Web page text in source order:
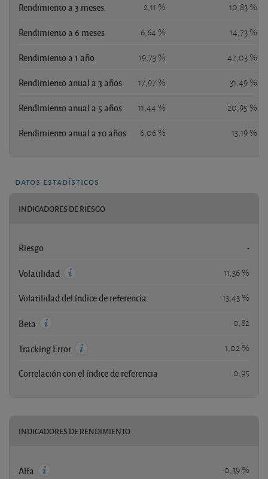
Rendimiento a 3 meses 2,11 % 10,83 %
Rendimiento a 6 meses 6,64 % 14,73 %
Rendimiento a 1 año 19,73 % 42,03 %
Rendimiento anual a 3 años 17,97 % 31,49 %
Rendimiento anual a 5 años 11,44 % 20,95 %
Rendimiento anual a 10 años 6,06 % 13,19 %
datos estadísticos
INDICADORES DE RIESGO
Riesgo -
Volatilidad 11,36 %
Volatilidad del índice de referencia 13,43 %
Beta 0,82
Tracking Error 1,02 %
Correlación con el índice de referencia 0,95
INDICADORES DE RENDIMIENTO
Alfa -0,39 %